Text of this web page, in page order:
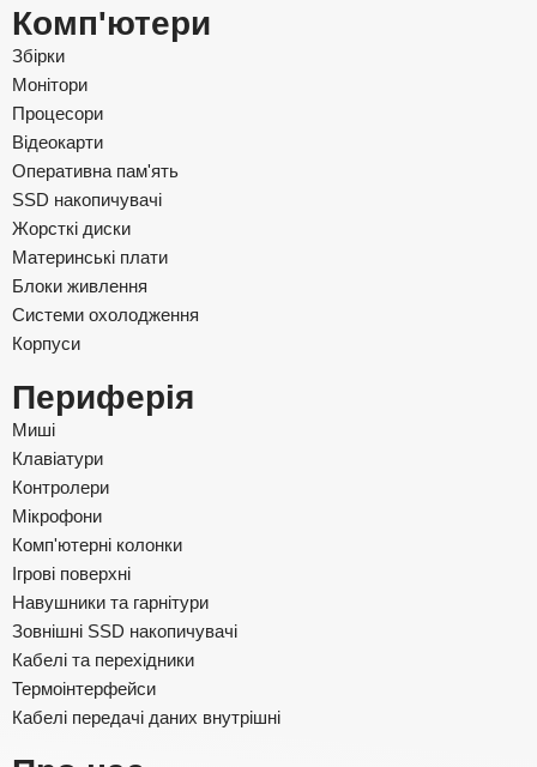
Комп'ютери
Збірки
Монітори
Процесори
Відеокарти
Оперативна пам'ять
SSD накопичувачі
Жорсткі диски
Материнські плати
Блоки живлення
Системи охолодження
Корпуси
Периферія
Миші
Клавіатури
Контролери
Мікрофони
Комп'ютерні колонки
Ігрові поверхні
Навушники та гарнітури
Зовнішні SSD накопичувачі
Кабелі та перехідники
Термоінтерфейси
Кабелі передачі даних внутрішні